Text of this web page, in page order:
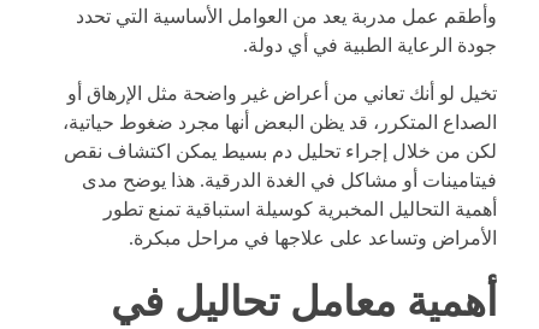
وأطقم عمل مدربة يعد من العوامل الأساسية التي تحدد
جودة الرعاية الطبية في أي دولة.
تخيل لو أنك تعاني من أعراض غير واضحة مثل الإرهاق أو
الصداع المتكرر، قد يظن البعض أنها مجرد ضغوط حياتية،
لكن من خلال إجراء تحليل دم بسيط يمكن اكتشاف نقص
فيتامينات أو مشاكل في الغدة الدرقية. هذا يوضح مدى
أهمية التحاليل المخبرية كوسيلة استباقية تمنع تطور
الأمراض وتساعد على علاجها في مراحل مبكرة.
أهمية معامل تحاليل في